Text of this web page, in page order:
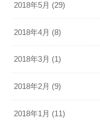
2018年5月 (29)
2018年4月 (8)
2018年3月 (1)
2018年2月 (9)
2018年1月 (11)